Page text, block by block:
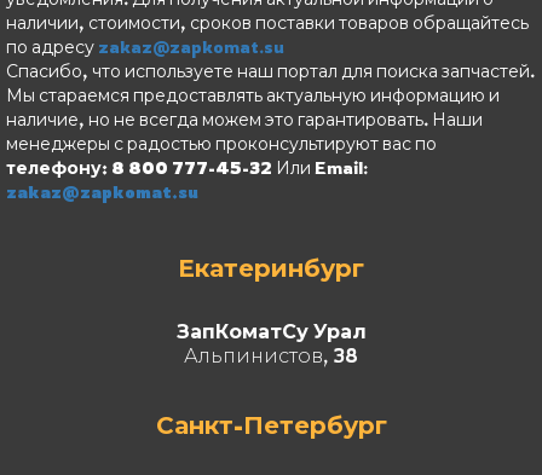
наличии, стоимости, сроков поставки товаров обращайтесь
по адресу zakaz@zapkomat.su
Спасибо, что используете наш портал для поиска запчастей.
Мы стараемся предоставлять актуальную информацию и
наличие, но не всегда можем это гарантировать. Наши
менеджеры с радостью проконсультируют вас по
телефону: 8 800 777-45-32 Или Email:
zakaz@zapkomat.su
Екатеринбург
ЗапКоматСу Урал
Альпинистов, 38
Санкт-Петербург